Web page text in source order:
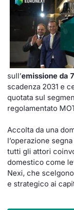
sull’emissione da
scadenza 2031 e
quotata sul
regolamentato
Accolta da una
l’operazione
tutti gli attori
domestico come
Nexi, che
e strategico ai